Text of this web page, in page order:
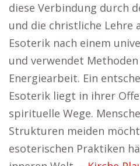
diese Verbindung durch
und die christliche Lehre
Esoterik nach einem
und verwendet
Energiearbeit. Ein
Esoterik liegt in ihrer
spirituelle Wege.
Strukturen meiden
esoterischen Praktiken